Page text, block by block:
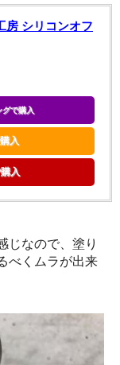
房 シリコンオフ
グで購入
入
入
じなので、塗り
べくムラが出来